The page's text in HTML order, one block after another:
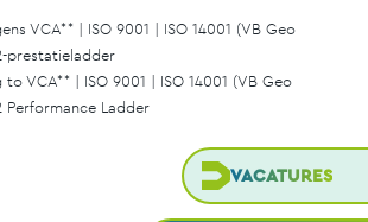
VACATURES
VCA** | ISO 9001 | ISO 14001 (VB Geo
prestatieladder
VCA** | ISO 9001 | ISO 14001 (VB Geo
Performance Ladder